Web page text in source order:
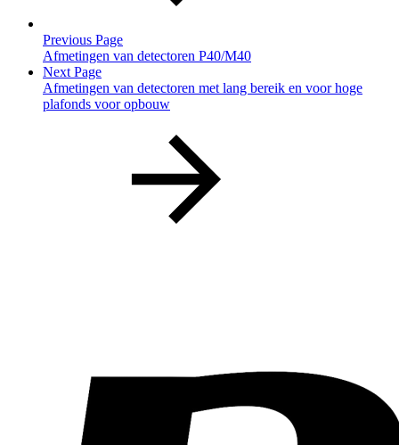
Previous Page
Afmetingen van detectoren P40/M40
Next Page
Afmetingen van detectoren met lang bereik en voor hoge
plafonds voor opbouw